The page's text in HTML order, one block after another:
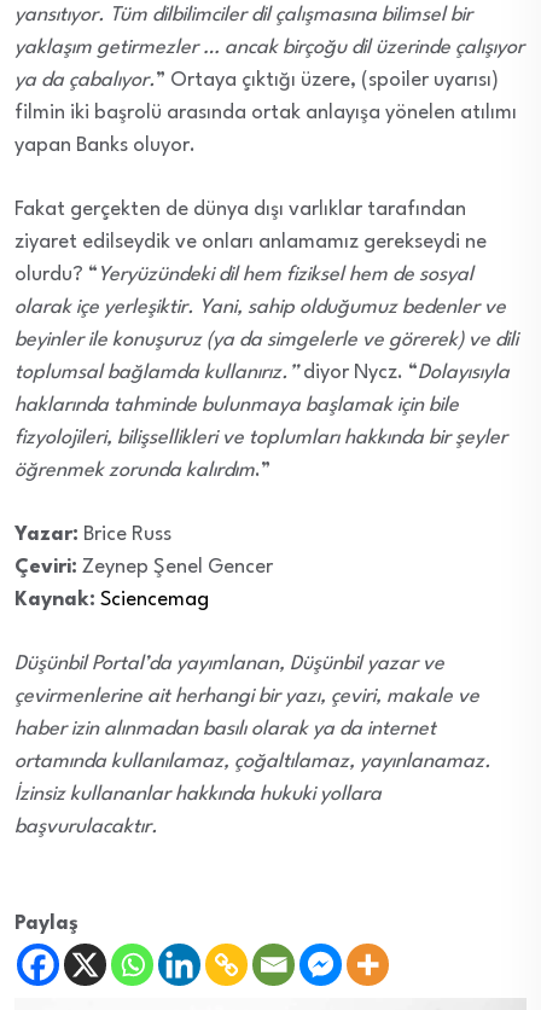
yansıtıyor. Tüm dilbilimciler dil çalışmasına bilimsel bir
yaklaşım getirmezler … ancak birçoğu dil üzerinde çalışıyor
ya da çabalıyor.” Ortaya çıktığı üzere, (spoiler uyarısı)
filmin iki başrolü arasında ortak anlayışa yönelen atılımı
yapan Banks oluyor.
Fakat gerçekten de dünya dışı varlıklar tarafından
ziyaret edilseydik ve onları anlamamız gerekseydi ne
olurdu? “ Yeryüzündeki dil hem fiziksel hem de sosyal
olarak içe yerleşiktir. Yani, sahip olduğumuz bedenler ve
beyinler ile konuşuruz (ya da simgelerle ve görerek) ve dili
toplumsal bağlamda kullanırız.”diyor Nycz. “Dolayısıyla
haklarında tahminde bulunmaya başlamak için bile
fizyolojileri, bilişsellikleri ve toplumları hakkında bir şeyler
öğrenmek zorunda kalırdım.”
Yazar: Brice Russ
Çeviri: Zeynep Şenel Gencer
Kaynak: Sciencemag
Düşünbil Portal’da yayımlanan, Düşünbil yazar ve
çevirmenlerine ait herhangi bir yazı, çeviri, makale ve
haber izin alınmadan basılı olarak ya da internet
ortamında kullanılamaz, çoğaltılamaz, yayınlanamaz.
İzinsiz kullananlar hakkında hukuki yollara
başvurulacaktır.
Paylaş